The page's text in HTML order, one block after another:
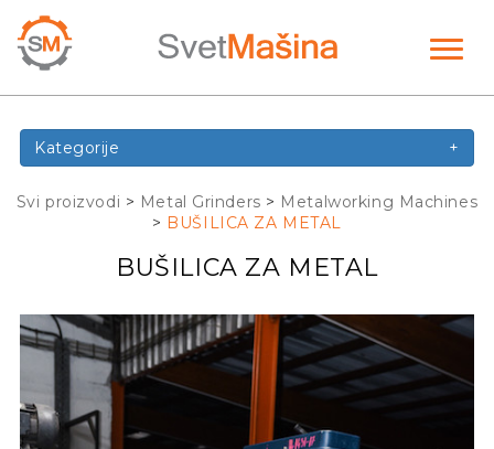
Kategorije +
Svi proizvodi > Metal Grinders > Metalworking Machines
> BUŠILICA ZA METAL
BUŠILICA ZA METAL